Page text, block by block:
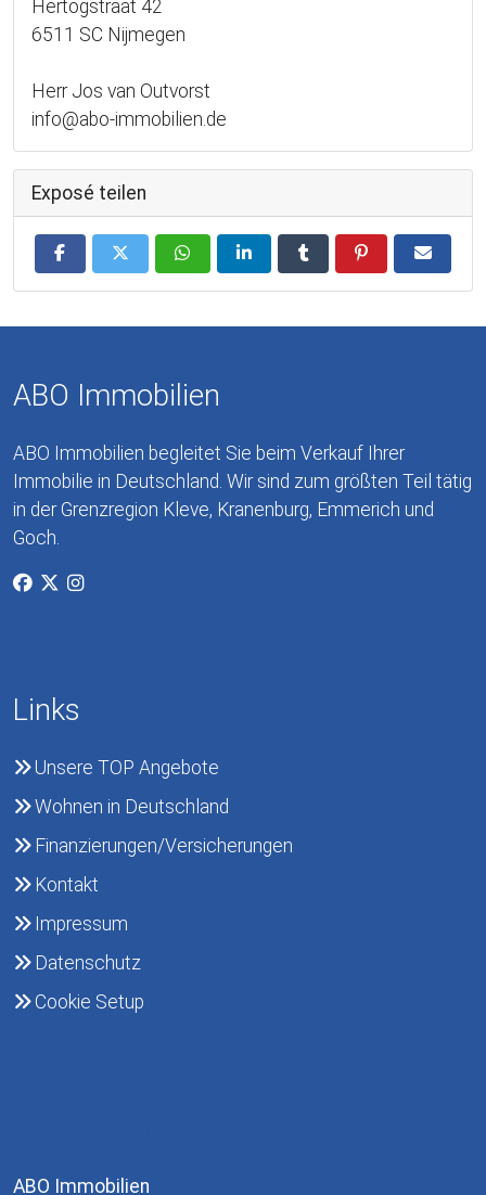
Hertogstraat 42
6511 SC Nijmegen
Herr Jos van Outvorst
info@abo-immobilien.de
Exposé teilen
ABO Immobilien
ABO Immobilien begleitet Sie beim Verkauf Ihrer
Immobilie in Deutschland. Wir sind zum größten Teil tätig
in der Grenzregion Kleve, Kranenburg, Emmerich und
Goch.
Links
Unsere TOP Angebote
Wohnen in Deutschland
Finanzierungen/Versicherungen
Kontakt
Impressum
Datenschutz
Cookie Setup
ABO Immobilien